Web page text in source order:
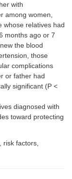
with
among women,
whose relatives had
months ago or 7
the blood
those
complications
or father had
significant (P <
diagnosed with
toward protecting
risk factors,